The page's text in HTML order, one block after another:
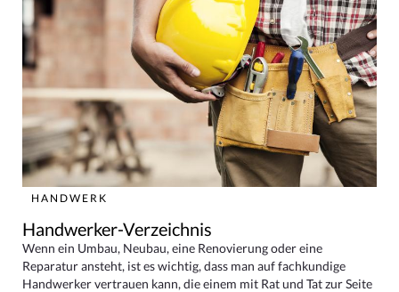
HANDWERK
Handwerker-Verzeichnis
Wenn ein Umbau, Neubau, eine Renovierung oder eine
Reparatur ansteht, ist es wichtig, dass man auf fachkundige
Handwerker vertrauen kann, die einem mit Rat und Tat zur Seite